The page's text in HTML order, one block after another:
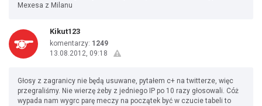
Mexesa z Milanu
Kikut123
komentarzy: 1249
13.08.2012, 09:18
Głosy z zagranicy nie będą usuwane, pytałem c+ na twitterze, więc
przegraliśmy. Nie wierzę żeby z jedniego IP po 10 razy głosowali. Cóż
wypada nam wygrc parę meczy na początek być w czucie tabeli to